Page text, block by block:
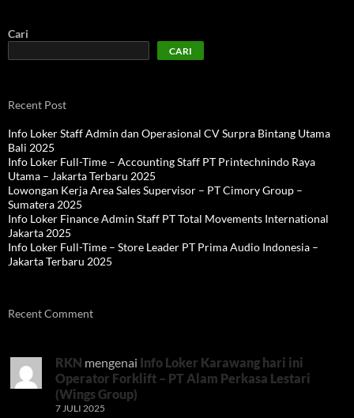
Cari
CARI
Recent Post
Info Loker Staff Admin dan Operasional CV Surpra Bintang Utama
Bali 2025
Info Loker Full-Time – Accounting Staff PT Printechnindo Raya
Utama – Jakarta Terbaru 2025
Lowongan Kerja Area Sales Supervisor – PT Cimory Group –
Sumatera 2025
Info Loker Finance Admin Staff PT Total Movements International
Jakarta 2025
Info Loker Full-Time – Store Leader PT Prima Audio Indonesia –
Jakarta Terbaru 2025
Recent Comment
RKN mengenai Info Loker Karawang hari ini
Operator Forklift – PT Alam Perkasa Lestari
(Wings Group)
7 JULI 2025